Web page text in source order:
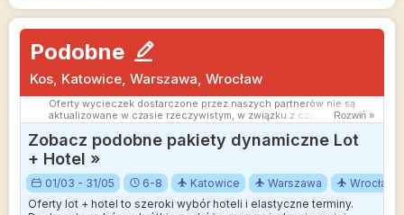
Podobne
Kos, Katowice, Warszawa, Wrocław
Oferty wycieczek dostarczone przez naszych partnerów nie są
aktualizowane w czasie rzeczywistym, w związku z czym ceny i
dostępność ofert mogą się nieznacznie różnić od aktualnych.
Dokładamy wszelkich starań aby rozbieżności były jak najmniejsze.
Rozwiń »
Zobacz podobne pakiety dynamiczne Lot
+ Hotel »
01/03 - 31/05 6-8 Katowice Warszawa
Wrocław
Oferty lot + hotel to szeroki wybór hoteli i elastyczne terminy.